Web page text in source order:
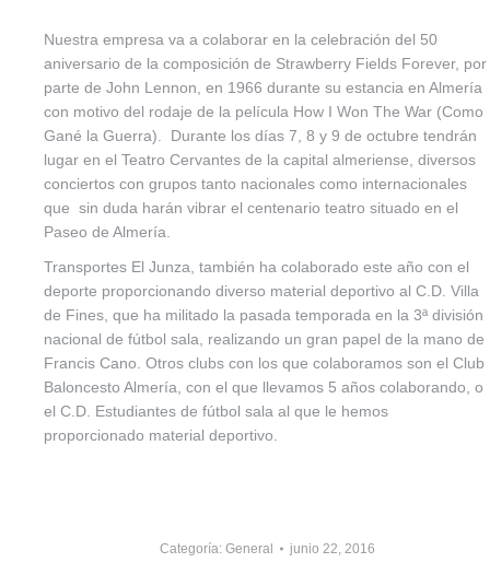
Nuestra empresa va a colaborar en la celebración del 50
aniversario de la composición de Strawberry Fields Forever, por
parte de John Lennon, en 1966 durante su estancia en Almería
con motivo del rodaje de la película How I Won The War (Como
Gané la Guerra). Durante los días 7, 8 y 9 de octubre tendrán
lugar en el Teatro Cervantes de la capital almeriense, diversos
conciertos con grupos tanto nacionales como internacionales
que sin duda harán vibrar el centenario teatro situado en el
Paseo de Almería.
Transportes El Junza, también ha colaborado este año con el
deporte proporcionando diverso material deportivo al C.D. Villa
de Fines, que ha militado la pasada temporada en la 3ª división
nacional de fútbol sala, realizando un gran papel de la mano de
Francis Cano. Otros clubs con los que colaboramos son el Club
Baloncesto Almería, con el que llevamos 5 años colaborando, o
el C.D. Estudiantes de fútbol sala al que le hemos
proporcionado material deportivo.
Categoría: General junio 22, 2016